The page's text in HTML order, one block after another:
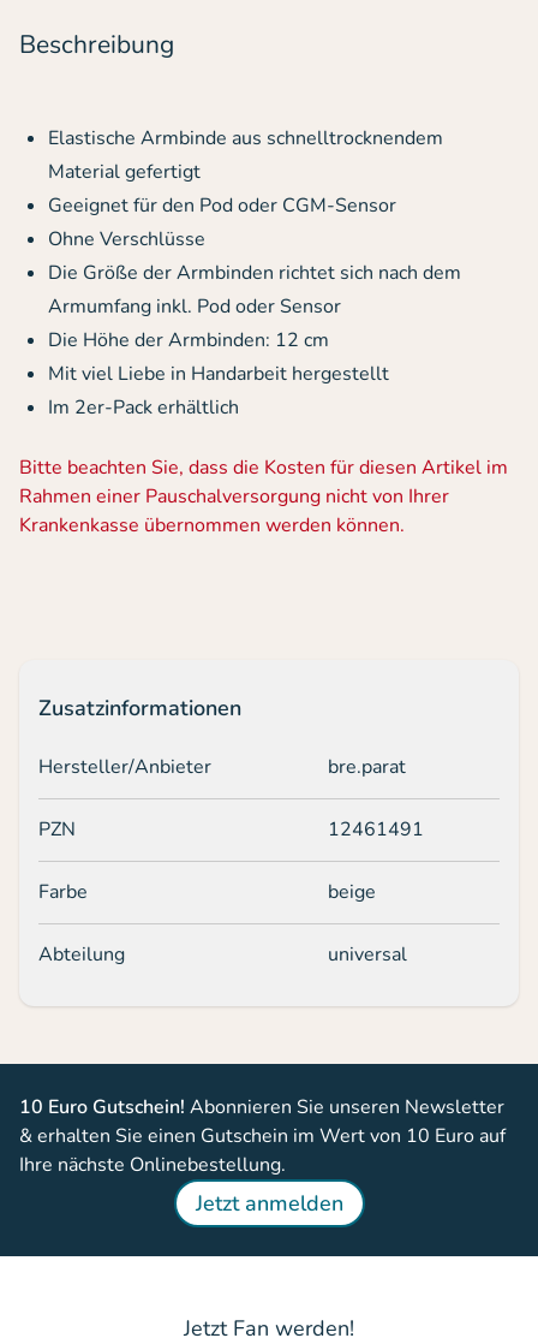
Beschreibung
Elastische Armbinde aus schnelltrocknendem
Material gefertigt
Geeignet für den Pod oder CGM-Sensor
Ohne Verschlüsse
Die Größe der Armbinden richtet sich nach dem
Armumfang inkl. Pod oder Sensor
Die Höhe der Armbinden: 12 cm
Mit viel Liebe in Handarbeit hergestellt
Im 2er-Pack erhältlich
Bitte beachten Sie, dass die Kosten für diesen Artikel im
Rahmen einer Pauschalversorgung nicht von Ihrer
Krankenkasse übernommen werden können.
Zusatzinformationen
Hersteller/Anbieter bre.parat
PZN 12461491
Farbe beige
Abteilung universal
10 Euro Gutschein! Abonnieren Sie unseren Newsletter
& erhalten Sie einen Gutschein im Wert von 10 Euro auf
Ihre nächste Onlinebestellung.
Jetzt anmelden
Jetzt Fan werden!